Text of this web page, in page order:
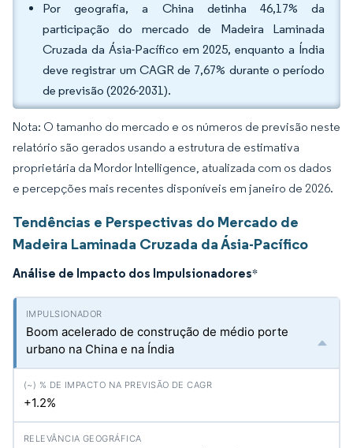
Por geografia, a China detinha 46,17% da
participação do mercado de Madeira Laminada
Cruzada da Ásia-Pacífico em 2025, enquanto a Índia
deve registrar um CAGR de 7,67% durante o período
de previsão (2026-2031).
Nota: O tamanho do mercado e os números de previsão neste
relatório são gerados usando a estrutura de estimativa
proprietária da Mordor Intelligence, atualizada com os dados
e percepções mais recentes disponíveis em janeiro de 2026.
Tendências e Perspectivas do Mercado de
Madeira Laminada Cruzada da Ásia-Pacífico
Análise de Impacto dos Impulsionadores*
Boom acelerado de construção de médio porte
urbano na China e na Índia
+1.2%